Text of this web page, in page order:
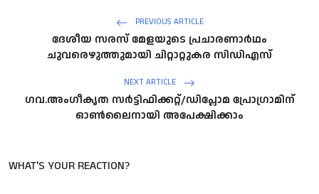
PREVIOUS ARTICLE
ദേശീയ സരസ് മേളയുടെ പ്രചാരണാർഥം
ചുവരെഴുത്തുമായി ചിറ്റാറ്റുകര സിഡിഎസ്
NEXT ARTICLE
ഗവ.അംഗീകൃത സർട്ടിഫിക്കറ്റ്/ഡിപ്ലോമ പ്രോഗ്രാമിന്
ഓൺലൈനായി അപേക്ഷിക്കാം
WHAT'S YOUR REACTION?